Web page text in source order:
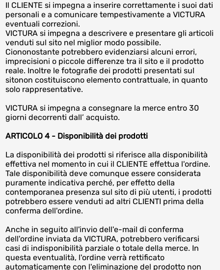
Il CLIENTE si impegna a inserire correttamente i suoi dati
personali e a comunicare tempestivamente a VICTURA
eventuali correzioni.
VICTURA si impegna a descrivere e presentare gli articoli
venduti sul sito nel miglior modo possibile.
Ciononostante potrebbero evidenziarsi alcuni errori,
imprecisioni o piccole differenze tra il sito e il prodotto
reale. Inoltre le fotografie dei prodotti presentati sul
sitonon costituiscono elemento contrattuale, in quanto
solo rappresentative.
VICTURA si impegna a consegnare la merce entro 30
giorni decorrenti dall’ acquisto.
ARTICOLO 4 - Disponibilità dei prodotti
La disponibilità dei prodotti si riferisce alla disponibilità
effettiva nel momento in cui il CLIENTE effettua l'ordine.
Tale disponibilità deve comunque essere considerata
puramente indicativa perché, per effetto della
contemporanea presenza sul sito di più utenti, i prodotti
potrebbero essere venduti ad altri CLIENTI prima della
conferma dell'ordine.
Anche in seguito all'invio dell'e-mail di conferma
dell'ordine inviata da VICTURA, potrebbero verificarsi
casi di indisponibilità parziale o totale della merce. In
questa eventualità, l'ordine verrà rettificato
automaticamente con l'eliminazione del prodotto non